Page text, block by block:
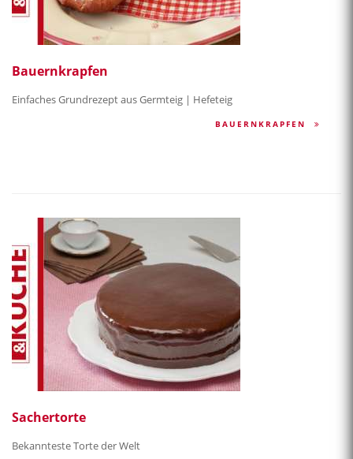
Bauernkrapfen
Einfaches Grundrezept aus Germteig | Hefeteig
BAUERNKRAPFEN
Sachertorte
Bekannteste Torte der Welt